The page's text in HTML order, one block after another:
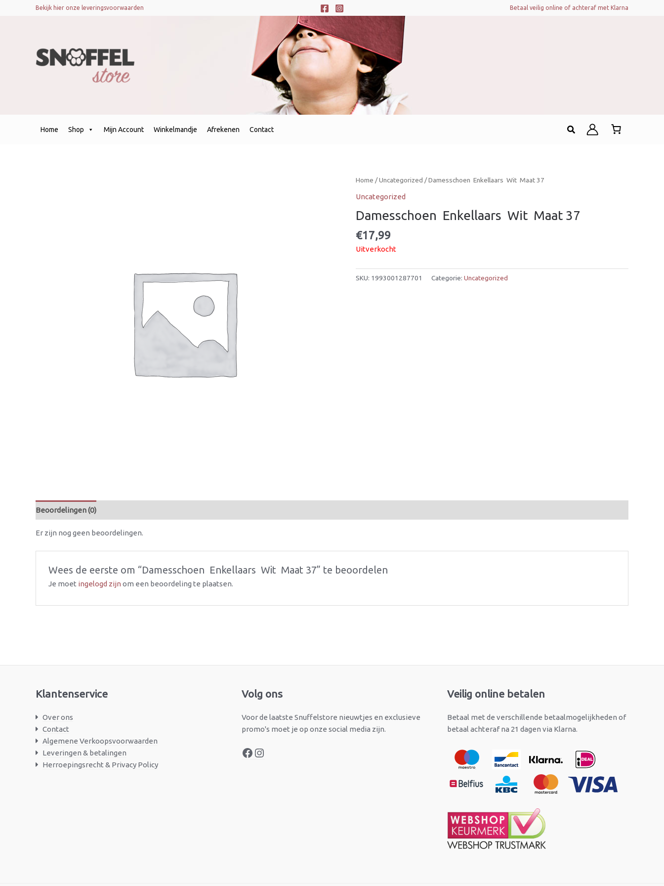
Bekijk hier onze leveringsvoorwaarden Betaal veilig online of achteraf met Klarna
Home Shop Mijn Account Winkelmandje Afrekenen Contact Zoeken
Home /Uncategorized / Damesschoen  Enkellaars  Wit  Maat 37
Uncategorized
Damesschoen  Enkellaars  Wit  Maat 37
€17,99
Uitverkocht
SKU: 1993001287701 Categorie: Uncategorized
Beoordelingen (0)
Er zijn nog geen beoordelingen.
Wees de eerste om “Damesschoen  Enkellaars  Wit  Maat 37” te beoordelen
Je moet ingelogd zijn om een beoordeling te plaatsen.
Klantenservice
Over ons
Contact
Algemene Verkoopsvoorwaarden
Leveringen & betalingen
Herroepingsrecht & Privacy Policy
Volg ons
Voor de laatste Snuffelstore nieuwtjes en exclusieve
promo's moet je op onze social media zijn.
Facebook
Instagram Veilig online betalen
Betaal met de verschillende betaalmogelijkheden of
betaal achteraf na 21 dagen via Klarna.